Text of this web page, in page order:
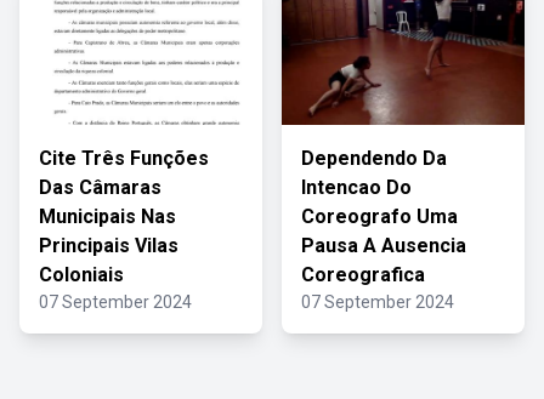
Cite Três Funções
Das Câmaras
Municipais Nas
Principais Vilas
Coloniais
07 September 2024
Dependendo Da
Intencao Do
Coreografo Uma
Pausa A Ausencia
Coreografica
07 September 2024